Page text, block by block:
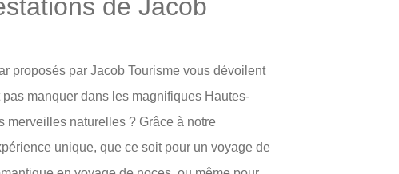
de Jacob
proposés par Jacob Tourisme vous dévoilent
manquer dans les magnifiques Hautes-
merveilles naturelles ? Grâce à notre
unique, que ce soit pour un voyage de